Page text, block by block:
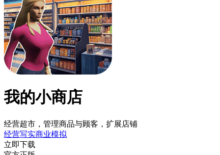
我的小商店
经营超市，管理商品与顾客，扩展店铺
经营写实商业模拟
立即下载